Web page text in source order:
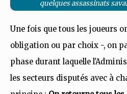
quelques assassinats
Une fois que tous les joueurs
obligation ou par choix -, on
phase durant laquelle
les secteurs disputés avec à